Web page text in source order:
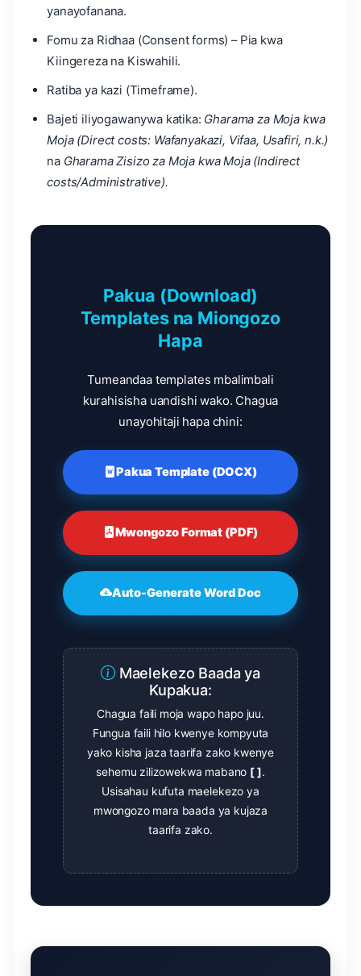
yanayofanana.
Fomu za Ridhaa (Consent forms) – Pia kwa
Kiingereza na Kiswahili.
Ratiba ya kazi (Timeframe).
Bajeti iliyogawanywa katika: Gharama za Moja kwa
Moja (Direct costs: Wafanyakazi, Vifaa, Usafiri, n.k.)
na Gharama Zisizo za Moja kwa Moja (Indirect
costs/Administrative).
Pakua (Download)
Templates na Miongozo
Hapa
Tumeandaa templates mbalimbali
kurahisisha uandishi wako. Chagua
unayohitaji hapa chini:
Pakua Template (DOCX)
Mwongozo Format (PDF)
Auto-Generate Word Doc
Maelekezo Baada ya
Kupakua:
Chagua faili moja wapo hapo juu.
Fungua faili hilo kwenye kompyuta
yako kisha jaza taarifa zako kwenye
sehemu zilizowekwa mabano [ ].
Usisahau kufuta maelekezo ya
mwongozo mara baada ya kujaza
taarifa zako.